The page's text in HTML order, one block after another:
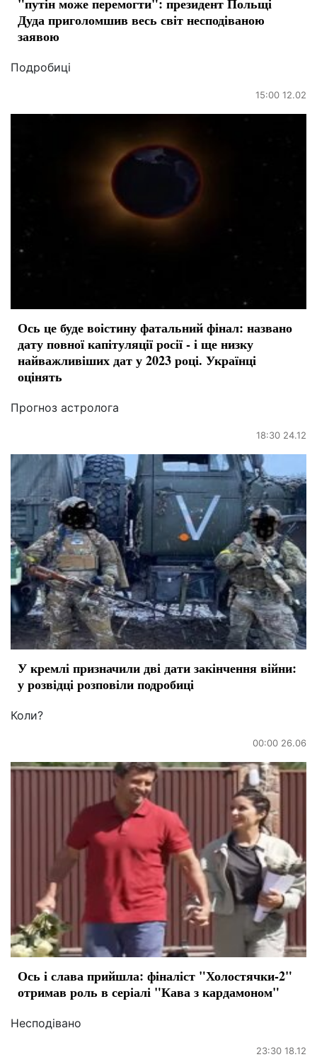
"путін може перемогти": президент Польщі
Дуда приголомшив весь світ несподіваною
заявою
Подробиці
15:00 12.02
Ось це буде воістину фатальний фінал: названо
дату повної капітуляції росії - і ще низку
найважливіших дат у 2023 році. Українці
оцінять
Прогноз астролога
18:30 24.12
У кремлі призначили дві дати закінчення війни:
у розвідці розповіли подробиці
Коли?
00:00 26.06
Ось і слава прийшла: фіналіст "Холостячки-2"
отримав роль в серіалі "Кава з кардамоном"
Несподівано
23:30 18.12